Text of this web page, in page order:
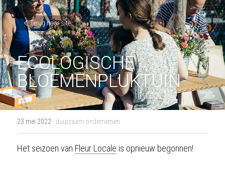
Terug naar site
ECOLOGISCHE
BLOEMENPLUKTUIN
23 mei 2022 · duurzaam ondernemen
Het seizoen van Fleur Locale is opnieuw begonnen!